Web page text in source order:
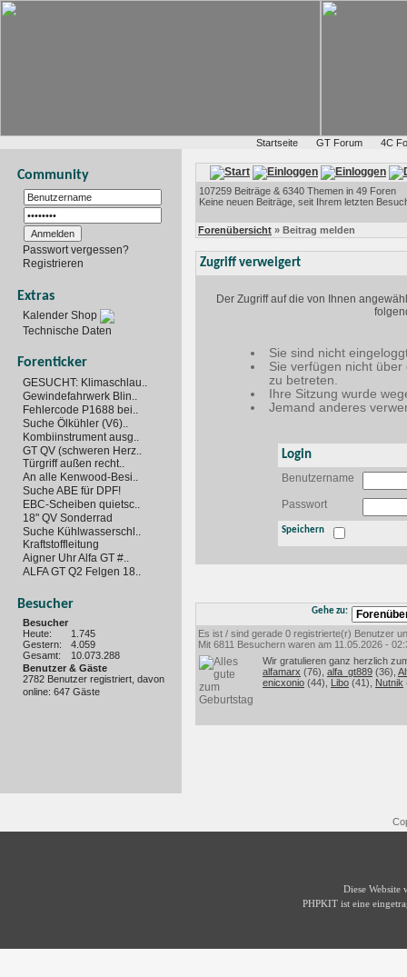
Startseite GT Forum 4C
Community
Passwort vergessen?
Registrieren
Extras
Kalender Shop
Technische Daten
Forenticker
GESUCHT: Klimaschlau..
Gewindefahrwerk Blin..
Fehlercode P1688 bei..
Suche Ölkühler (V6)..
Kombiinstrument ausg..
GT QV (schweren Herz..
Türgriff außen recht..
An alle Kenwood-Besi..
Suche ABE für DPF!
EBC-Scheiben quietsc..
18" QV Sonderrad
Suche Kühlwasserschl..
Kraftstoffleitung
Aigner Uhr Alfa GT #..
ALFA GT Q2 Felgen 18..
Besucher
Besucher
Heute:
1.745
Gestern:
4.059
Gesamt:
10.073.288
Benutzer & Gäste
2782 Benutzer registriert, davon
online: 647 Gäste
107259 Beiträge & 6340 Themen in 49 Foren
Keine neuen Beiträge, seit Ihrem letzten
Forenübersicht » Beitrag melden
Zugriff verweigert
Der Zugriff auf die von Ihnen
Sie sind nicht
Sie verfügen nicht
zu betreten.
Ihre Sitzung wurde
Jemand anderes
Login
Benutzername
Passwort
Speichern
Gehe zu:
Es ist / sind gerade 0 registrierte(r) Benutzer
Mit 6811 Besuchern waren am 11.05.2026 -
Wir gratulieren ganz herzlich
alfamarx (76), alfa_gt889 (36),
enicxonio (44), Libo (41), Nutnik
Diese Website
PHPKIT ist eine